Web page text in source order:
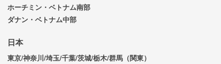
ホーチミン・ベトナム南部
ダナン・ベトナム中部
日本
東京/神奈川/埼玉/千葉/茨城/栃木/群馬（関東）